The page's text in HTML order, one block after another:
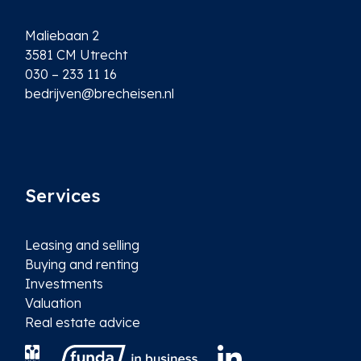
Maliebaan 2
3581 CM Utrecht
030 – 233 11 16
bedrijven@brecheisen.nl
Services
Leasing and selling
Buying and renting
Investments
Valuation
Real estate advice